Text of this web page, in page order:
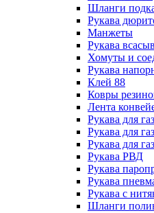
Шланги
Рукава
Манжеты
Рукава
Хомуты и
Рукава
Клей 88
Ковры
Лента
Рукава для
Рукава для
Рукава для
Рукава РВД
Рукава
Рукава
Рукава с
Шланги